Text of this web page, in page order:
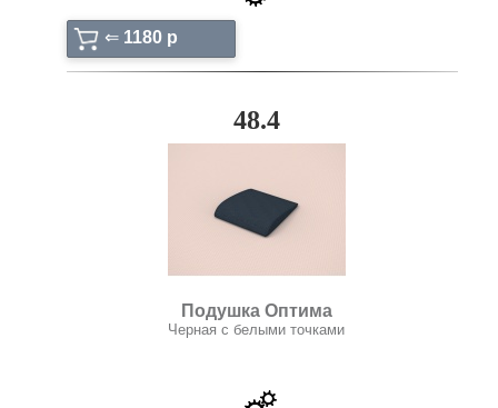
⇐ 1180 p
48.4
Подушка Оптима
Черная с белыми точками